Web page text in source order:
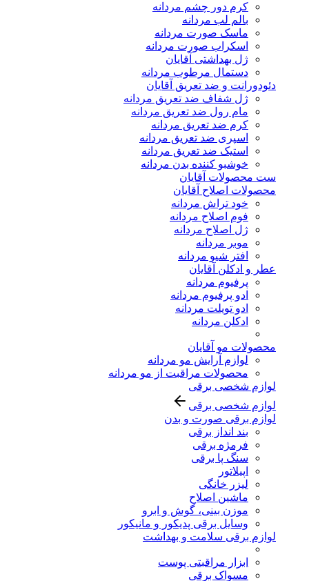
کرم دور چشم مردانه
بالم لب مردانه
ماسک صورت مردانه
اسکراب صورت مردانه
ژل بهداشتی آقایان
دستمال مرطوب مردانه
دئودورانت و ضد تعریق آقایان
ژل شفاف ضد تعریق مردانه
مام رول ضد تعریق مردانه
کرم ضد تعریق مردانه
اسپری ضد تعریق مردانه
استیک ضد تعریق مردانه
خوشبو کننده بدن مردانه
ست محصولات آقایان
محصولات اصلاح آقایان
خود تراش مردانه
فوم اصلاح مردانه
ژل اصلاح مردانه
موبر مردانه
افتر شیو مردانه
عطر و ادکلن آقایان
پرفیوم مردانه
ادو پرفیوم مردانه
ادو تویلت مردانه
ادکلن مردانه
محصولات مو آقایان
لوازم آرایش مو مردانه
محصولات مراقبت از مو مردانه
لوازم شخصی برقی
لوازم شخصی برقی
لوازم برقی صورت و بدن
بند انداز برقی
فرمژه برقی
سنگ پا برقی
اپیلاتور
لیزر خانگی
ماشین اصلاح
موزن بینی، گوش و ابرو
وسایل برقی پدیکور و مانیکور
لوازم برقی سلامت و بهداشت
ابزار مراقبتی پوست
مسواک برقی